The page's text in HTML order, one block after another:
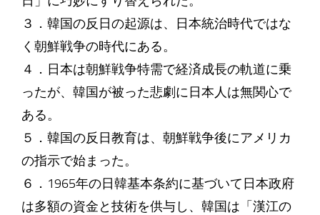
３．韓国の反日の起源は、日本統治時代ではな
く朝鮮戦争の時代にある。
４．日本は朝鮮戦争特需で経済成長の軌道に乗
ったが、韓国が被った悲劇に日本人は無関心で
ある。
５．韓国の反日教育は、朝鮮戦争後にアメリカ
の指示で始まった。
６．1965年の日韓基本条約に基づいて日本政府
は多額の資金と技術を供与し、韓国は「漢江の